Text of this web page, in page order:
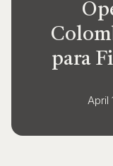
para
April